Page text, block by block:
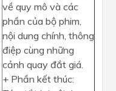
về quy mô và các
phần của bộ phim,
nội dung chính, thông
điệp cùng những
cảnh quay đắt giá.
+ Phần kết thúc: